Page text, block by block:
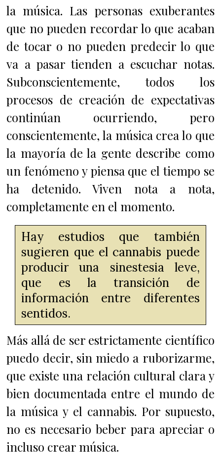
la música. Las personas exuberantes
que no pueden recordar lo que acaban
de tocar o no pueden predecir lo que
va a pasar tienden a escuchar notas.
Subconscientemente, todos los
procesos de creación de expectativas
continúan ocurriendo, pero
conscientemente, la música crea lo que
la mayoría de la gente describe como
un fenómeno y piensa que el tiempo se
ha detenido. Viven nota a nota,
completamente en el momento.
Hay estudios que también
sugieren que el cannabis puede
producir una sinestesia leve,
que es la transición de
información entre diferentes
sentidos.
Más allá de ser estrictamente científico
puedo decir, sin miedo a ruborizarme,
que existe una relación cultural clara y
bien documentada entre el mundo de
la música y el cannabis. Por supuesto,
no es necesario beber para apreciar o
incluso crear música.